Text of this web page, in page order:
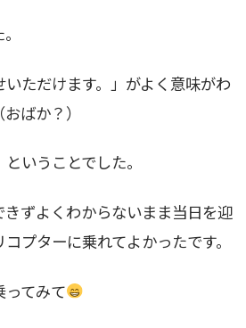
いただけます。」がよく意味がわ
ばか？）
いうことでした。
きずよくわからないまま当日を迎
プターに乗れてよかったです。
ってみて